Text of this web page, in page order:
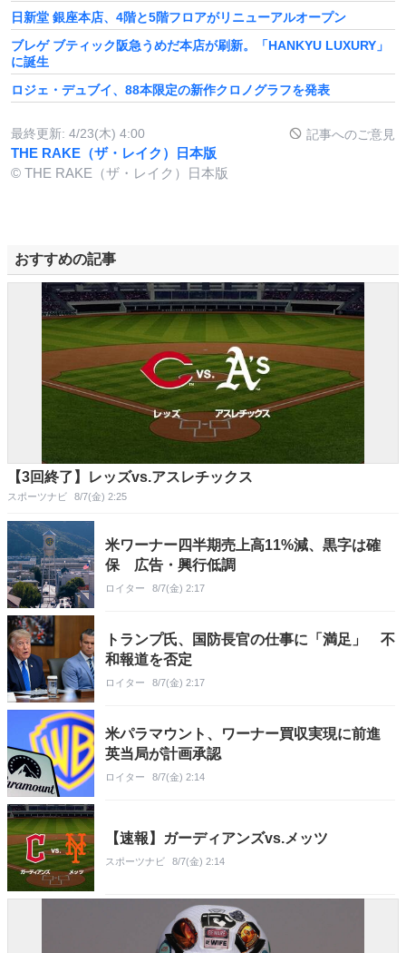
日新堂 銀座本店、4階と5階フロアがリニューアルオープン
ブレゲ ブティック阪急うめだ本店が刷新。「HANKYU LUXURY」
に誕生
ロジェ・デュブイ、88本限定の新作クロノグラフを発表
最終更新: 4/23(木) 4:00 記事へのご意見
THE RAKE（ザ・レイク）日本版
© THE RAKE（ザ・レイク）日本版
おすすめの記事
【3回終了】レッズvs.アスレチックス
スポーツナビ 8/7(金) 2:25
米ワーナー四半期売上高11%減、黒字は確
保 広告・興行低調
ロイター 8/7(金) 2:17
トランプ氏、国防長官の仕事に「満足」 不
和報道を否定
ロイター 8/7(金) 2:17
米パラマウント、ワーナー買収実現に前進
英当局が計画承認
ロイター 8/7(金) 2:14
【速報】ガーディアンズvs.メッツ
スポーツナビ 8/7(金) 2:14